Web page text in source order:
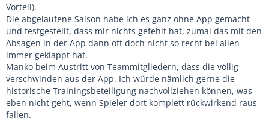
Vorteil).
Die abgelaufene Saison habe ich es ganz ohne App gemacht
und festgestellt, dass mir nichts gefehlt hat, zumal das mit den
Absagen in der App dann oft doch nicht so recht bei allen
immer geklappt hat.
Manko beim Austritt von Teammitgliedern, dass die völlig
verschwinden aus der App. Ich würde nämlich gerne die
historische Trainingsbeteiligung nachvollziehen können, was
eben nicht geht, wenn Spieler dort komplett rückwirkend raus
fallen.